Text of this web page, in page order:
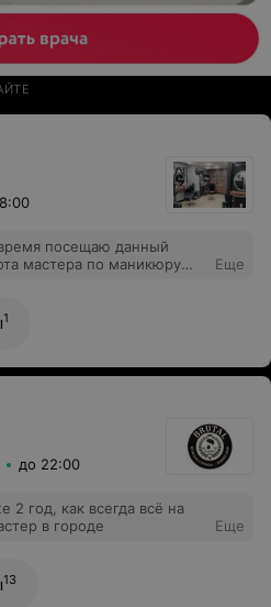
посещаю данный
мастера по маникюру
работа,
Здоровья, удачи и
Еще
1
до 22:00
2 год, как всегда всё на
в городе
Еще
13